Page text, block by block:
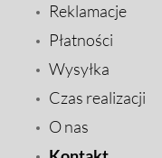
Reklamacje
Płatności
Wysyłka
Czas realizacji
O nas